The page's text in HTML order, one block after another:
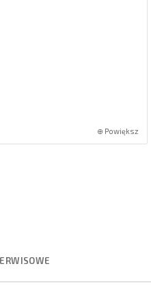
⊕ Powiększ